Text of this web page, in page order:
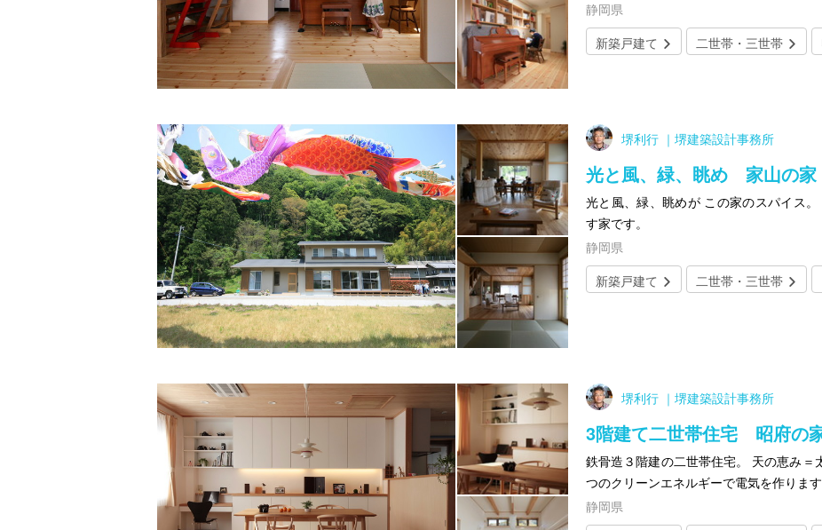
静岡県
新築戸建て
二世帯・三世帯
堺利行 ｜堺建築設計事務所
光と風、緑、眺め 家山の家
光と風、緑、眺めが この家のスパイス
す家です。
静岡県
新築戸建て
二世帯・三世帯
堺利行 ｜堺建築設計事務所
3階建て二世帯住宅 昭府の
鉄骨造３階建の二世帯住宅。 天の恵み＝
つのクリーンエネルギーで電気を作ります
静岡県